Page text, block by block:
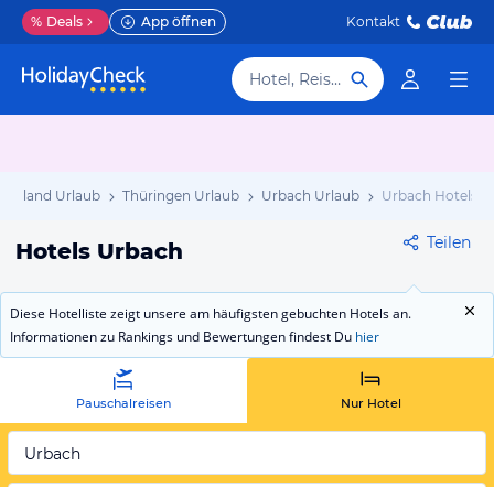
% Deals App öffnen Kontakt
Hotel, Reiseziel
Urlaub Thüringen Urlaub Urbach Urlaub Urbach Hotels
Hotels Urbach Teilen
Diese Hotelliste zeigt unsere am häufigsten gebuchten Hotels an.
Informationen zu Rankings und Bewertungen findest Du hier
Pauschalreisen Nur Hotel
Urbach